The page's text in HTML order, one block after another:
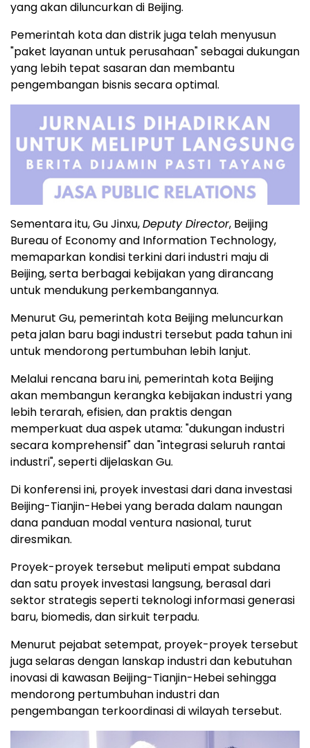
yang akan diluncurkan di Beijing.
Pemerintah kota dan distrik juga telah menyusun
"paket layanan untuk perusahaan" sebagai dukungan
yang lebih tepat sasaran dan membantu
pengembangan bisnis secara optimal.
Sementara itu, Gu Jinxu,Deputy Director, Beijing
Bureau of Economy and Information Technology,
memaparkan kondisi terkini dari industri maju di
Beijing, serta berbagai kebijakan yang dirancang
untuk mendukung perkembangannya.
Menurut Gu, pemerintah kota Beijing meluncurkan
peta jalan baru bagi industri tersebut pada tahun ini
untuk mendorong pertumbuhan lebih lanjut.
Melalui rencana baru ini, pemerintah kota Beijing
akan membangun kerangka kebijakan industri yang
lebih terarah, efisien, dan praktis dengan
memperkuat dua aspek utama: "dukungan industri
secara komprehensif" dan "integrasi seluruh rantai
industri", seperti dijelaskan Gu.
Di konferensi ini, proyek investasi dari dana investasi
Beijing-Tianjin-Hebei yang berada dalam naungan
dana panduan modal ventura nasional, turut
diresmikan.
Proyek-proyek tersebut meliputi empat subdana
dan satu proyek investasi langsung, berasal dari
sektor strategis seperti teknologi informasi generasi
baru, biomedis, dan sirkuit terpadu.
Menurut pejabat setempat, proyek-proyek tersebut
juga selaras dengan lanskap industri dan kebutuhan
inovasi di kawasan Beijing-Tianjin-Hebei sehingga
mendorong pertumbuhan industri dan
pengembangan terkoordinasi di wilayah tersebut.